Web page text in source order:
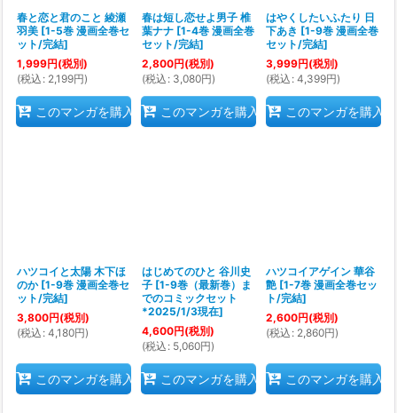
春と恋と君のこと 綾瀬
羽美 [1-5巻 漫画全巻セ
ット/完結]
1,999円(税別)
(税込 : 2,199円)
このマンガを購入
春は短し恋せよ男子 椎
葉ナナ [1-4巻 漫画全巻
セット/完結]
2,800円(税別)
(税込 : 3,080円)
このマンガを購入
はやくしたいふたり 日
下あき [1-9巻 漫画全巻
セット/完結]
3,999円(税別)
(税込 : 4,399円)
このマンガを購入
ハツコイと太陽 木下ほ
のか [1-9巻 漫画全巻セ
ット/完結]
3,800円(税別)
(税込 : 4,180円)
このマンガを購入
はじめてのひと 谷川史
子 [1-9巻（最新巻）ま
でのコミックセット
*2025/1/3現在]
4,600円(税別)
(税込 : 5,060円)
このマンガを購入
ハツコイアゲイン 華谷
艶 [1-7巻 漫画全巻セッ
ト/完結]
2,600円(税別)
(税込 : 2,860円)
このマンガを購入